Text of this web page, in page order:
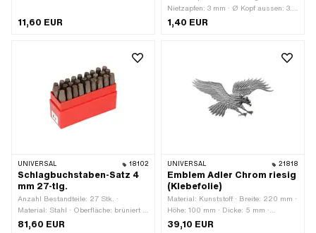
11,60 EUR
Nietzapfen: 3 mm · Ø Kopf aussen: 3.5
mm · Gesamtlänge: 4.15 mm
1,40 EUR
UNIVERSAL 18102
Schlagbuchstaben-Satz 4
mm 27-tlg.
Anzahl Bestandteile: 27 Stk. ·
Material: Stahl · Oberfläche: brüniert ·
Anwendungsbereich:
81,60 EUR
UNIVERSAL 21818
Emblem Adler Chrom riesig
(Klebefolie)
Material: Kunststoff · Breite: 220 mm ·
Höhe: 100 mm · Dicke: 5 mm ·
Oberfläche: verchromt · Beschaffenheit
39,10 EUR